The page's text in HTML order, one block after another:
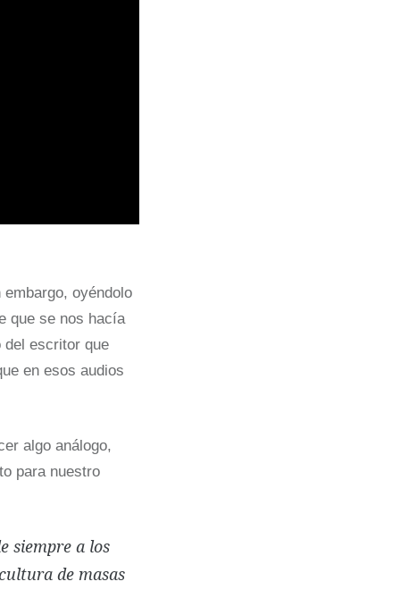
oyéndolo
que se nos hacía
del escritor que
en esos audios
algo análogo,
para nuestro
siempre a los
de masas